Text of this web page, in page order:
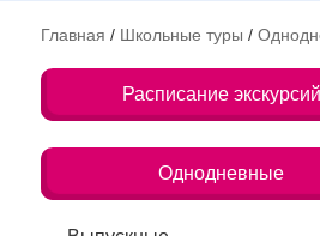
Главная / Школьные туры /
Расписание экскурсий
Однодневные